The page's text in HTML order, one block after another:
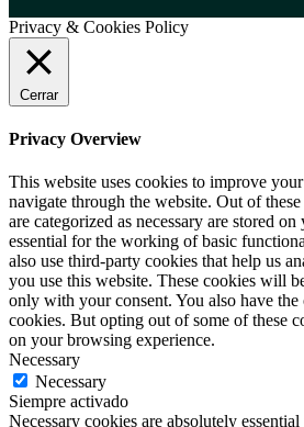
Privacy & Cookies Policy
Cerrar
Privacy Overview
This website uses cookies to improve
navigate through the website. Out of
are categorized as necessary are stored
essential for the working of basic
also use third-party cookies that help us
you use this website. These cookies will
only with your consent. You also have
cookies. But opting out of some of these
on your browsing experience.
Necessary
Necessary
Siempre activado
Necessary cookies are absolutely